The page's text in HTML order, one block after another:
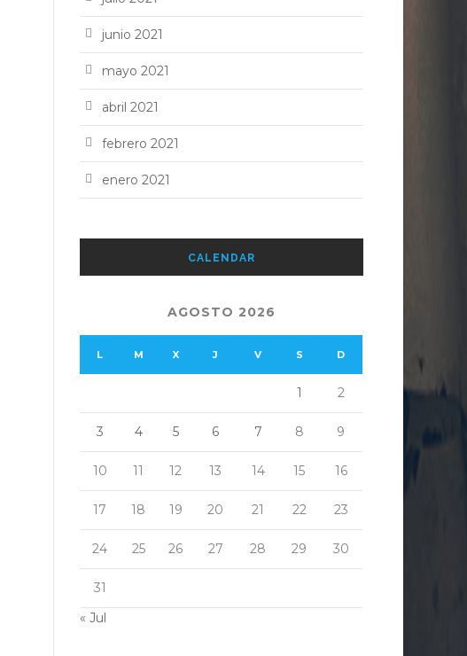
junio 2021
mayo 2021
abril 2021
febrero 2021
enero 2021
CALENDAR
AGOSTO 2026
L M X J V S D
1 2
3 4 5 6 7 8 9
10 11 12 13 14 15 16
17 18 19 20 21 22 23
24 25 26 27 28 29 30
31
« Jul